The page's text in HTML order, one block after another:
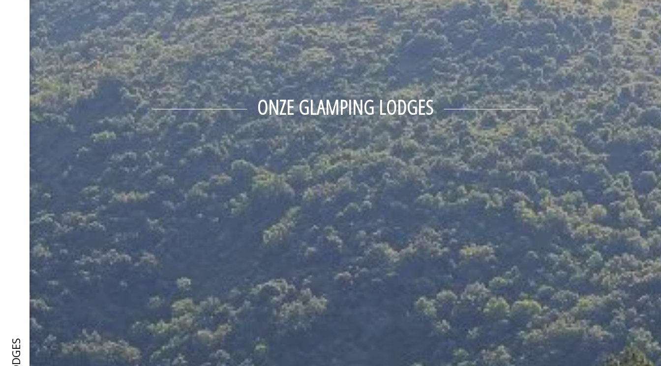
ONZE GLAMPING LODGES